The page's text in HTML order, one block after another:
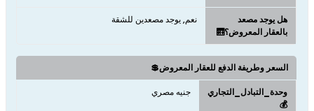
هل يوجد مصعد
بالعقار المعروض؟🛗
نعم, يوجد مصعدين للشقة
السعر وطريفة الدفع للعقار المعروض💲
وحدة_التبادل_التجاري
💰
جنيه مصري